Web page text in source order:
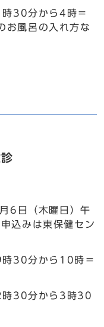
30分から4時＝
お風呂の入れ方な
6日（木曜日）午
込みは東保健セン
30分から10時＝
時30分から3時30